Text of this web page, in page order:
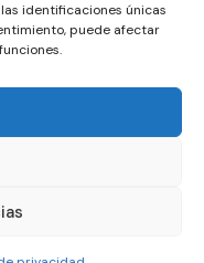
identificaciones únicas
puede afectar